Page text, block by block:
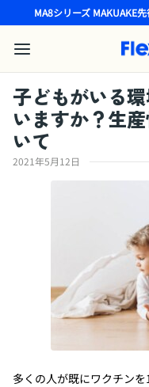
MA8シリーズ MAKUAKE
子どもがいる
いますか？生
いて
2021年5月12日
多くの人が既にワクチン